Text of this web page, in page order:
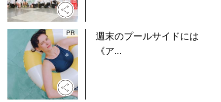
週末のプールサイドには
《ア...